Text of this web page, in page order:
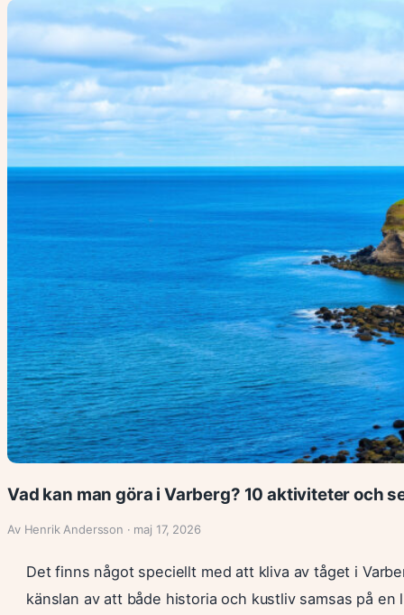
efter:
Vad kan man göra i Varberg? 10 aktiviteter och
Av Henrik Andersson · maj 17, 2026
Det finns något speciellt med att kliva av tåget i
känslan av att både historia och kustliv samsas på